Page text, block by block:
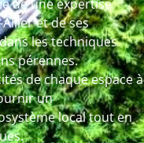
de une expertise
et de ses
les techniques
pérennes.
de chaque espace à
un
local tout en